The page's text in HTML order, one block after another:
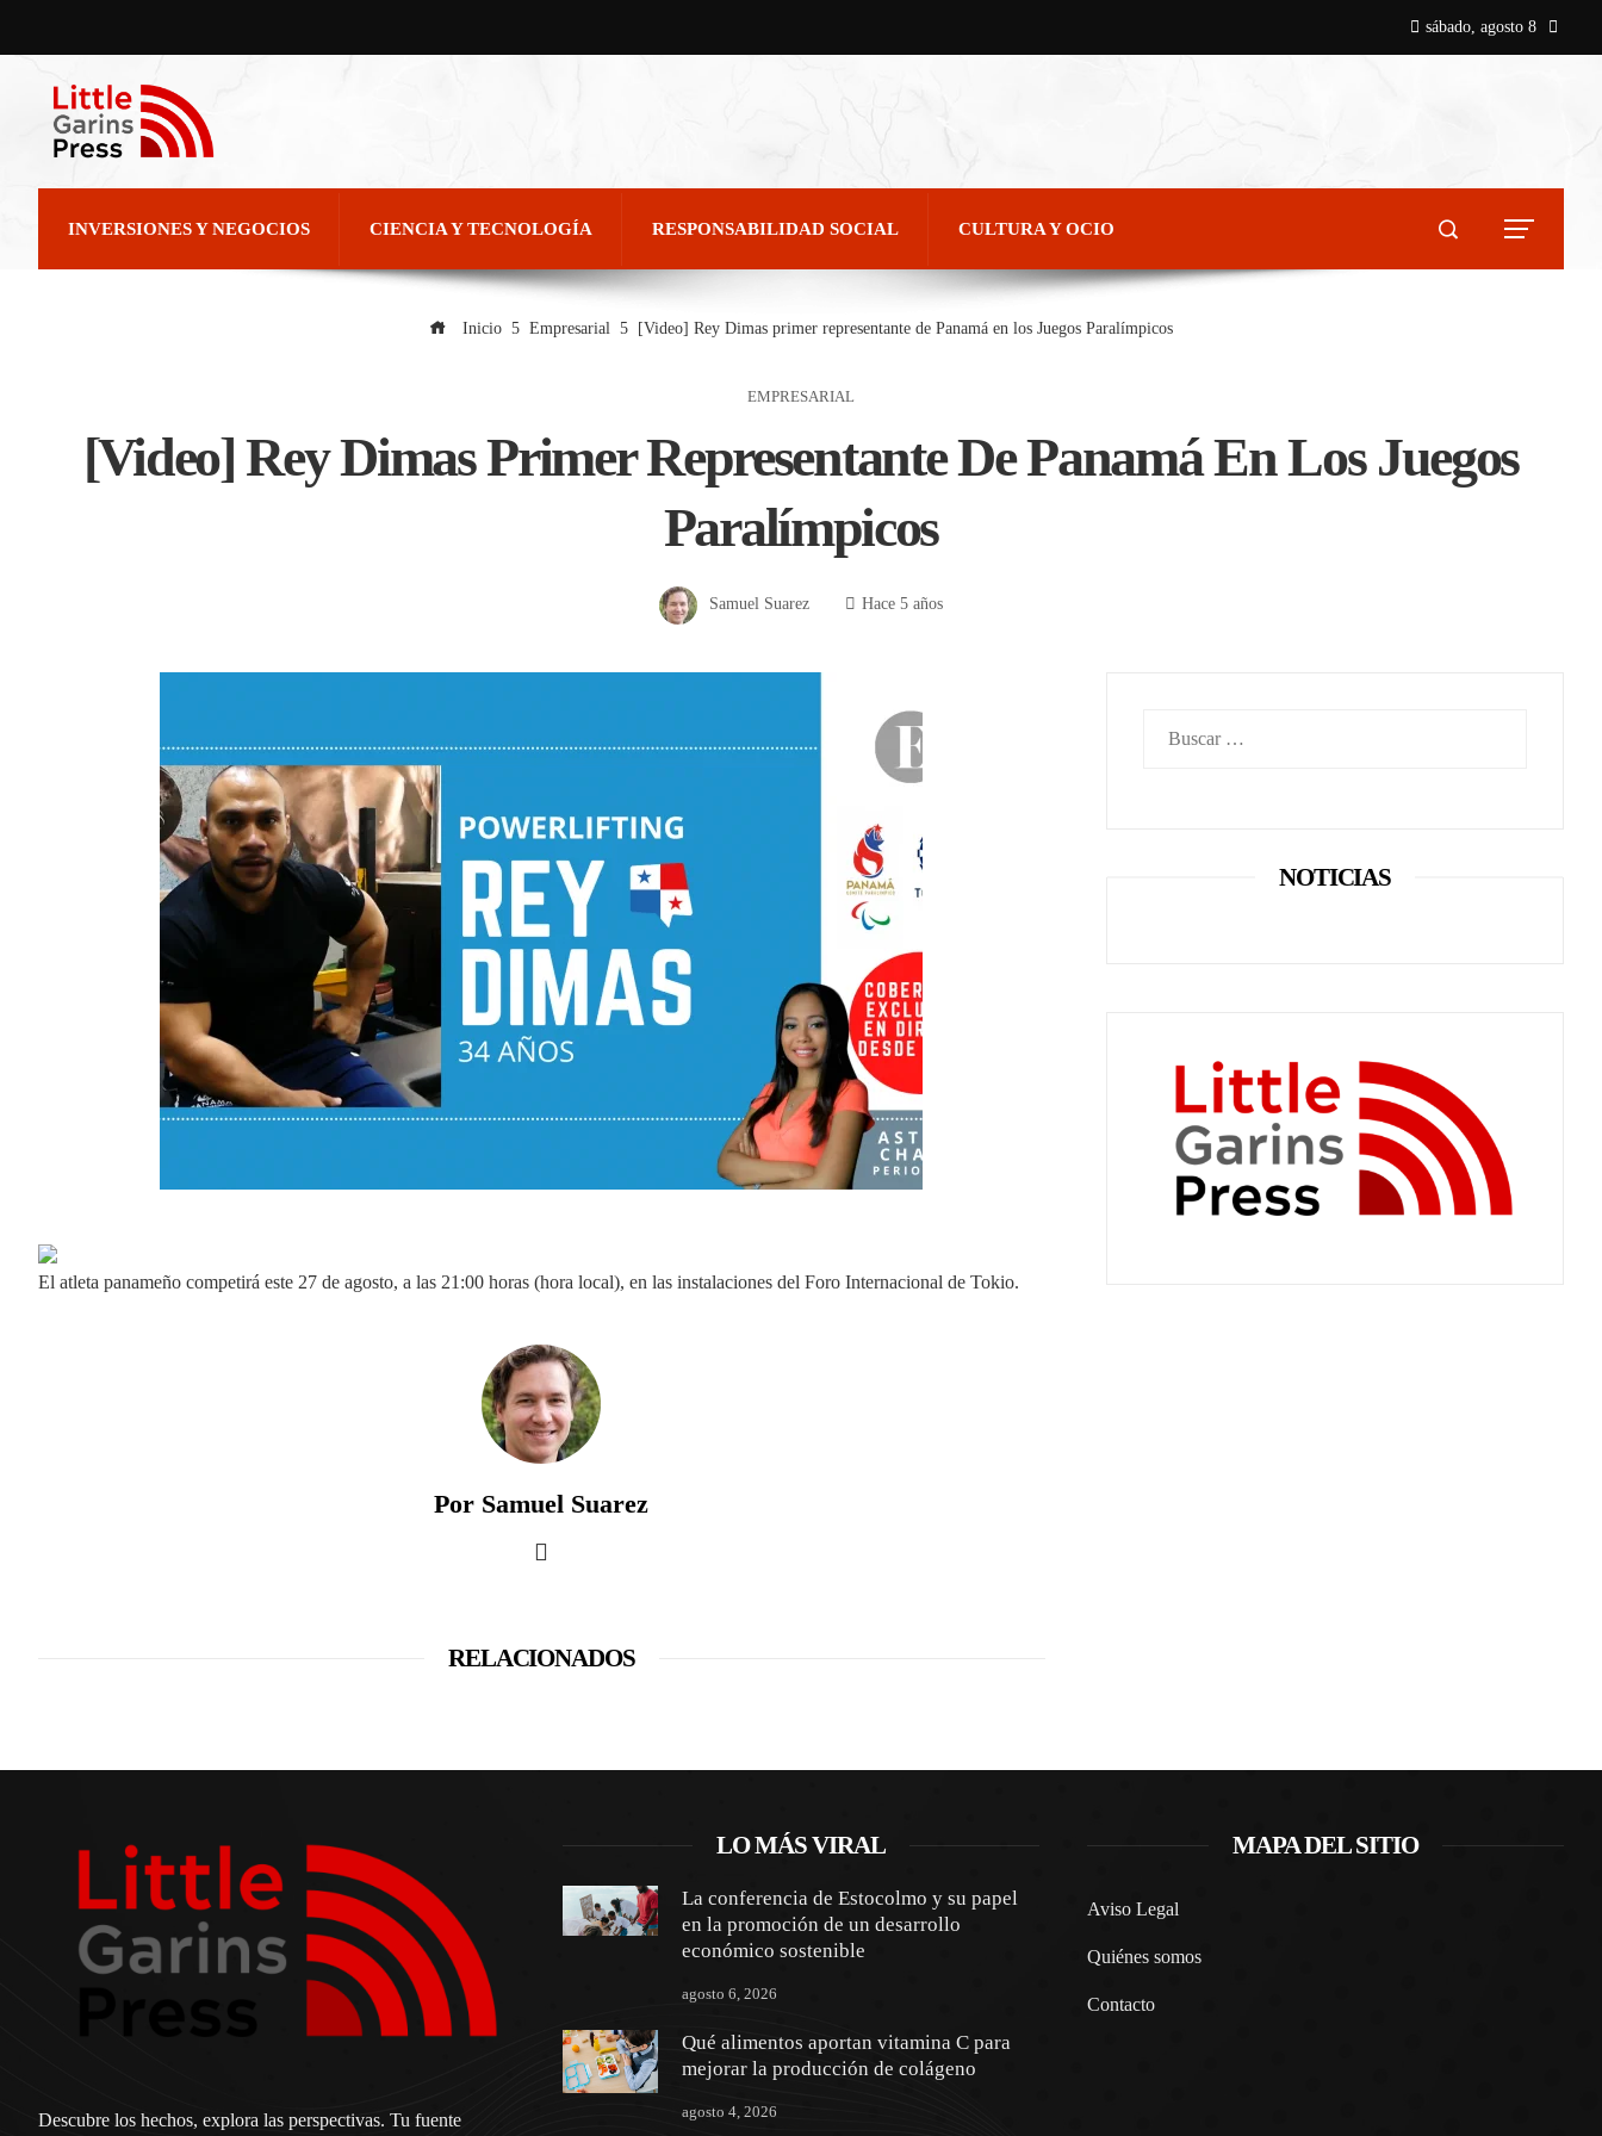
sábado, agosto 8
INVERSIONES Y NEGOCIOS CIENCIA Y TECNOLOGÍA RESPONSABILIDAD SOCIAL CULTURA Y OCIO
Inicio Empresarial [Video] Rey Dimas primer representante de Panamá en los Juegos Paralímpicos
EMPRESARIAL
[Video] Rey Dimas Primer Representante De Panamá En Los Juegos
Paralímpicos
Samuel Suarez Hace 5 años
El atleta panameño competirá este 27 de agosto, a las 21:00 horas (hora local), en las instalaciones del Foro Internacional de Tokio.
Por Samuel Suarez
RELACIONADOS
NOTICIAS
Descubre los hechos, explora las perspectivas. Tu fuente
LO MÁS VIRAL
La conferencia de Estocolmo y su papel
en la promoción de un desarrollo
económico sostenible
agosto 6, 2026
Qué alimentos aportan vitamina C para
mejorar la producción de colágeno
agosto 4, 2026
MAPA DEL SITIO
Aviso Legal
Quiénes somos
Contacto